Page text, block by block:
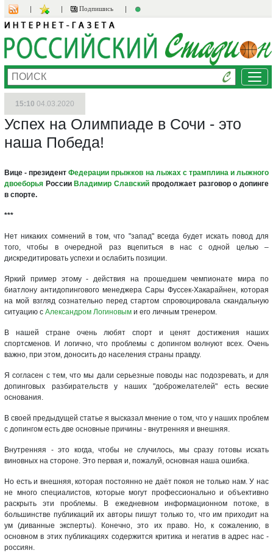
Подпишись
15:10 04.03.2020
Успех на Олимпиаде в Сочи - это
наша Победа!
Вице - президентФедерации прыжков на лыжах с трамплина и лыжного
двоеборья России Владимир Славский продолжает разговор о допинге
в спорте.
***
Нет никаких сомнений в том, что "запад" всегда будет искать повод для
того, чтобы в очередной раз вцепиться в нас с одной целью –
дискредитировать успехи и ослабить позиции.
Яркий пример этому - действия на прошедшем чемпионате мира по
биатлону антидопингового менеджера Сары Фуссек-Хакарайнен, которая
на мой взгляд сознательно перед стартом спровоцировала скандальную
ситуацию с Александром Логиновым и его личным тренером.
В нашей стране очень любят спорт и ценят достижения наших
спортсменов. И логично, что проблемы с допингом волнуют всех. Очень
важно, при этом, доносить до населения страны правду.
Я согласен с тем, что мы дали серьезные поводы нас подозревать, и для
допинговых разбирательств у наших "доброжелателей" есть веские
основания.
В своей предыдущей статье я высказал мнение о том, что у наших проблем
с допингом есть две основные причины - внутренняя и внешняя.
Внутренняя - это когда, чтобы не случилось, мы сразу готовы искать
виновных на стороне. Это первая и, пожалуй, основная наша ошибка.
Но есть и внешняя, которая постоянно не даёт покоя не только нам. У нас
не много специалистов, которые могут профессионально и объективно
раскрыть эти проблемы. В ежедневном информационном потоке, в
большинстве публикаций их авторы пишут только то, что им приходит на
ум (диванные эксперты). Конечно, это их право. Но, к сожалению, в
основном в этих публикациях содержится критика и негатив в адрес нас -
россиян.